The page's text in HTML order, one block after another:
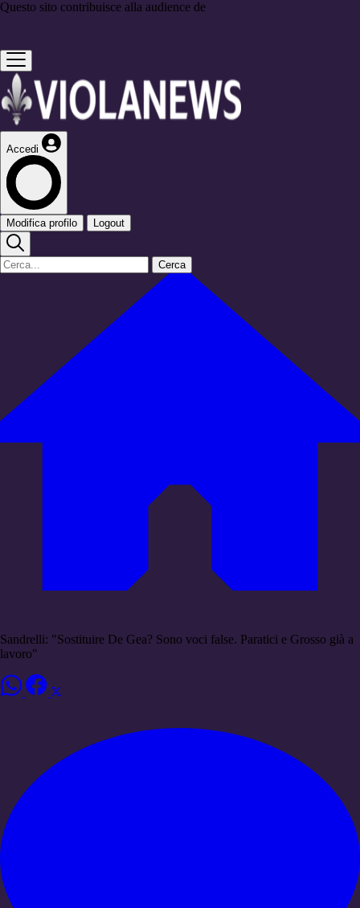
Questo sito contribuisce alla audience de
Accedi
Modifica profilo Logout
Cerca
Sandrelli: "Sostituire De Gea? Sono voci false. Paratici e Grosso già a
lavoro"